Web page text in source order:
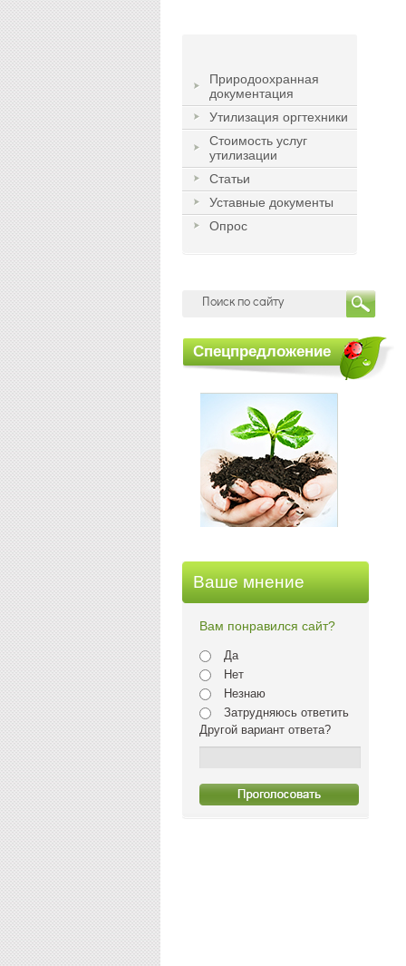
Природоохранная
документация
Утилизация оргтехники
Стоимость услуг
утилизации
Статьи
Уставные документы
Опрос
Спецпредложение
Ваше мнение
Вам понравился сайт?
Да
Нет
Незнаю
Затрудняюсь ответить
Другой вариант ответа?